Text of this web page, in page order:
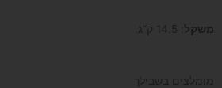
משקל
מומלצים בשבילך